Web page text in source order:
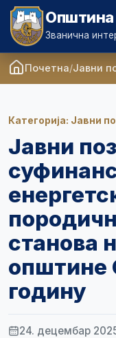
Званична
Почетна Јавни
Категорија: Јавни
Јавни
станова
општине
годину
24. децембар